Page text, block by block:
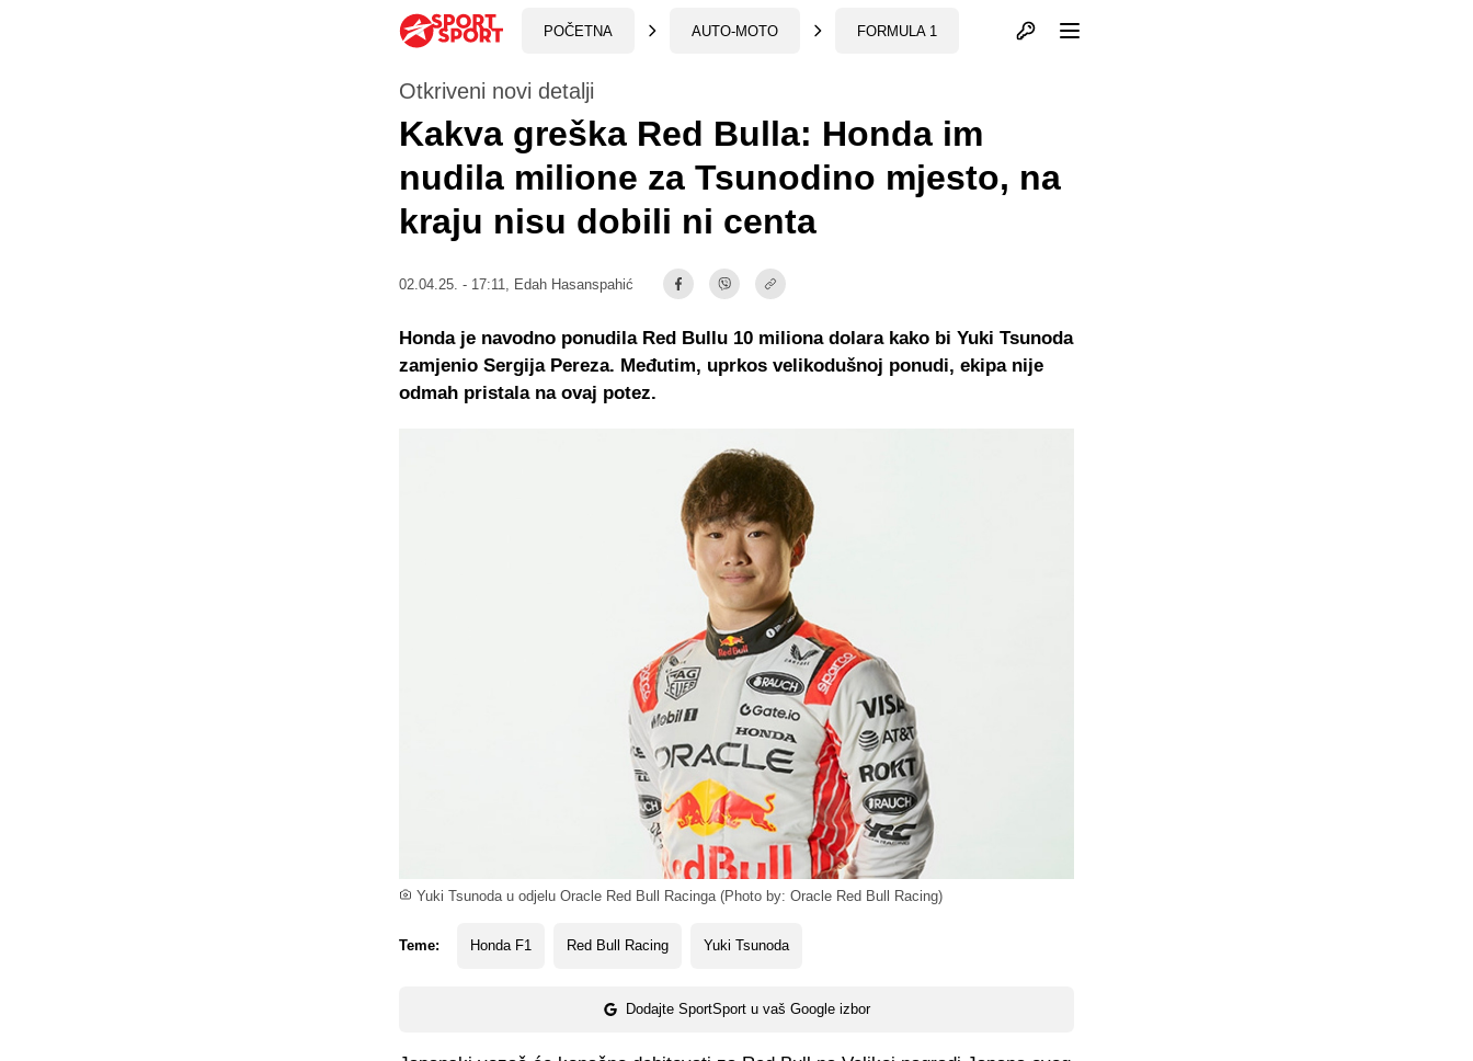
POČETNA AUTO-MOTO FORMULA 1 Otvori profil
Yuki Tsunoda u odjelu Oracle Red Bull Racinga (Photo by: Oracle Red Bull Racing)
Otkriveni novi detalji
Kakva greška Red Bulla: Honda im
nudila milione za Tsunodino mjesto, na
kraju nisu dobili ni centa
02.04.25. - 17:11, Edah Hasanspahić
Teme: Honda F1 Red Bull Racing Yuki Tsunoda
Dodajte SportSport u vaš Google izbor
Honda je navodno ponudila Red Bullu 10 miliona dolara kako bi Yuki Tsunoda
zamjenio Sergija Pereza. Međutim, uprkos velikodušnoj ponudi, ekipa nije
odmah pristala na ovaj potez.